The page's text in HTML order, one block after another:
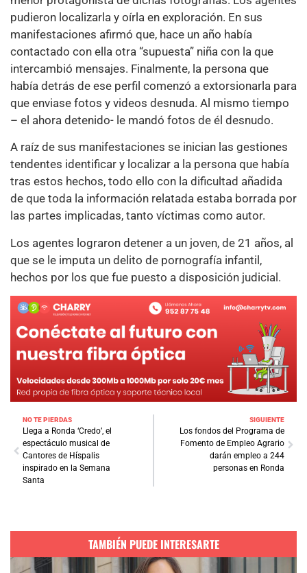
pudieron localizarla y oírla en exploración. En sus
manifestaciones afirmó que, hace un año había
contactado con ella otra “supuesta” niña con la que
intercambió mensajes. Finalmente, la persona que
había detrás de ese perfil comenzó a extorsionarla para
que enviase fotos y videos desnuda. Al mismo tiempo
– el ahora detenido- le mandó fotos de él desnudo.
A raíz de sus manifestaciones se inician las gestiones
tendentes identificar y localizar a la persona que había
tras estos hechos, todo ello con la dificultad añadida
de que toda la información relatada estaba borrada por
las partes implicadas, tanto víctimas como autor.
Los agentes lograron detener a un joven, de 21 años, al
que se le imputa un delito de pornografía infantil,
hechos por los que fue puesto a disposición judicial.
NO TE PIERDAS
Llega a Ronda ‘Credo’, el
espectáculo musical de
Cantores de Híspalis
inspirado en la Semana
Santa
SIGUIENTE
Los fondos del Programa de
Fomento de Empleo Agrario
darán empleo a 244
personas en Ronda
TAMBIÉN PUEDE INTERESARTE